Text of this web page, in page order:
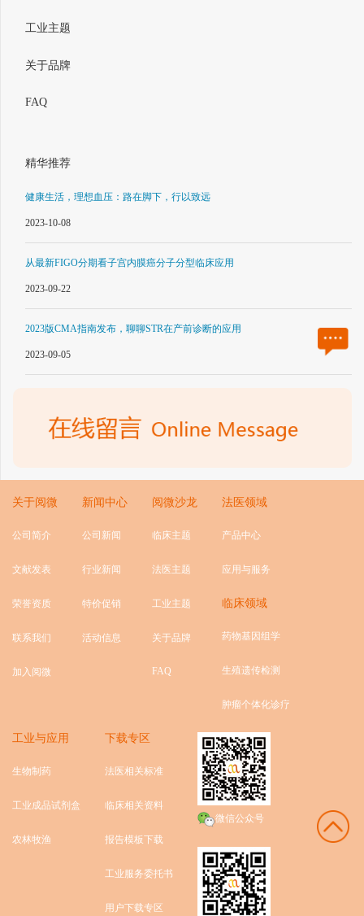
工业主题
关于品牌
FAQ
精华推荐
健康生活，理想血压：路在脚下，行以致远
2023-10-08
从最新FIGO分期看子宫内膜癌分子分型临床应用
2023-09-22
2023版CMA指南发布，聊聊STR在产前诊断的应用
2023-09-05
关于阅微
公司简介
文献发表
荣誉资质
联系我们
加入阅微
新闻中心
公司新闻
行业新闻
特价促销
活动信息
阅微沙龙
临床主题
法医主题
工业主题
关于品牌
FAQ
法医领域
产品中心
应用与服务
临床领域
药物基因组学
生殖遗传检测
肿瘤个体化诊疗
工业与应用
生物制药
工业成品试剂盒
农林牧渔
下载专区
法医相关标准
临床相关资料
报告模板下载
工业服务委托书
用户下载专区
微信公众号